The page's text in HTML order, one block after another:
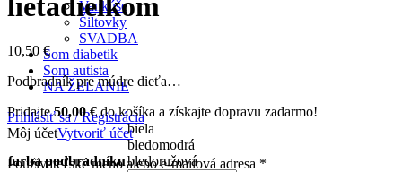
Vankúše
Šiltovky
SVADBA
Som diabetik
Som autista
NA ŽELANIE
Prihlásiť sa / Registrácia
Môj účetVytvoriť účet
Používateľské meno alebo e-mailová adresa *
lietadielkom
10,50 €
Podbradník pre múdre dieťa…
Pridajte50,00€do košíka a získajte dopravu zadarmo!
farba podbradníku
biela
bledomodrá
bledoružová